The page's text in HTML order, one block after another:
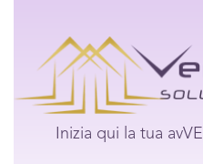
Inizia qui la tua